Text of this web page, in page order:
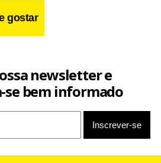
um convite a celebrar o Dia das
gostar
newsletter e
se bem informado